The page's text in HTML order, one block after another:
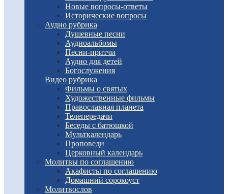
Новые вопросы-ответы
Исторические вопросы
Аудио рубрика
Душевные песни
Аудиоальбомы
Песни-притчи
Аудио для детей
Богослужения
Видео рубрика
Фильмы о святых
Художественные фильмы
Православная планета
Телепередачи
Беседы с батюшкой
Мульткалендарь
Проповеди
Церковный календарь
Молитвы по соглашению
Акафисты по соглашению
Домашний сорокоуст
Молитвослов